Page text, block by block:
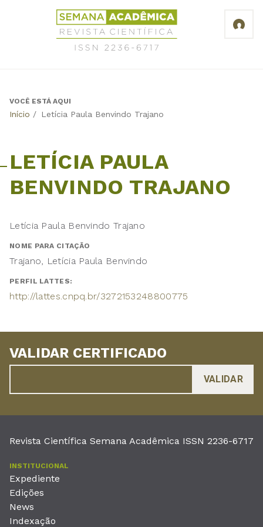
Revista
Científica
Semana
6717
Back
VOCÊ ESTÁ AQUI
Início / Letícia Paula Benvindo Trajano
LETÍCIA PAULA
BENVINDO TRAJANO
Letícia Paula Benvindo Trajano
NOME PARA CITAÇÃO
Trajano, Letícia Paula Benvindo
PERFIL LATTES:
http://lattes.cnpq.br/3272153248800775
VALIDAR CERTIFICADO
Revista Científica Semana Acadêmica ISSN 2236-6717
INSTITUCIONAL
Expediente
Edições
News
Indexação